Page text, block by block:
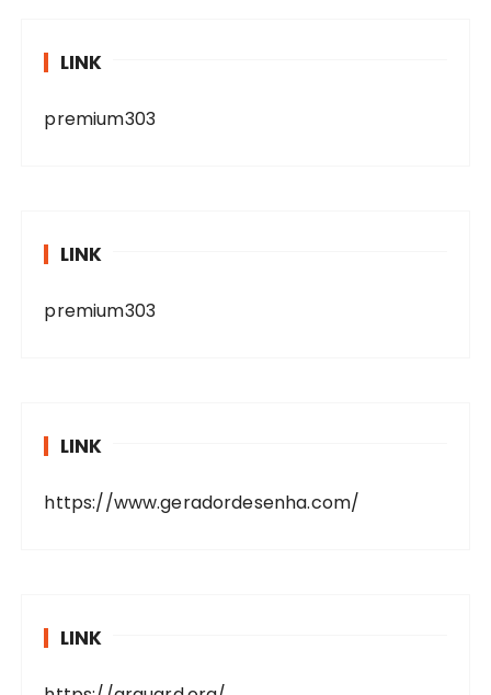
LINK
premium303
LINK
premium303
LINK
https://www.geradordesenha.com/
LINK